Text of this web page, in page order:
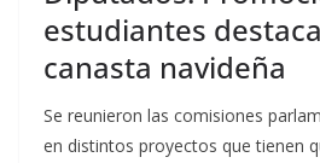
estudiantes
canasta navideña
Se reunieron las comisiones
en distintos proyectos que tienen